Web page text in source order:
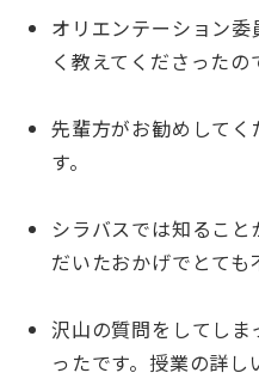
オリエンテーション
く教えてくださった
先輩方がお勧めして
す。
シラバスでは知るこ
だいたおかげでとても
沢山の質問をしてし
ったです。授業の詳